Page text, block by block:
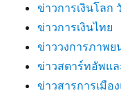
ข่าวการเงินโลก
ข่าวการเงินไทย
ข่าววงการภาพย
ข่าวสตาร์ทอัพแ
ข่าวสารการเมือ